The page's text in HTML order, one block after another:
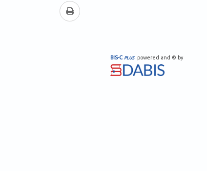
BIS-C PLUS powered and © by